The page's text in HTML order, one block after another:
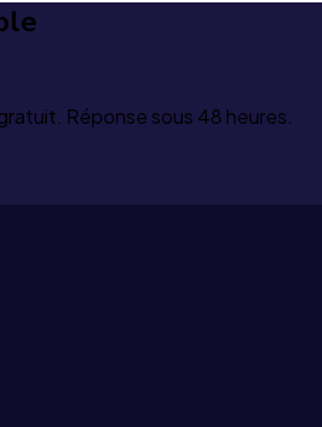
Réponse sous 48 heures.